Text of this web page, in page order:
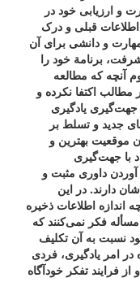
و ارزیابی خود در
اطلاعات قبلی و درک
و دانشی برای آن
برنامة خود را
آنچه که مطالعه
اکتفا نکرده و
یادگیری
جدید و تسلط بر
موقعیت بهترین و
با جهت‌گیری
داوری مثبت و
دارند. در این
اطلاعات ذخیره
فکر نمی‌کنند که
نسبت به آن تکلیف
در امر یادگیری، فردی
فرایند تفکر خود‌آگاه